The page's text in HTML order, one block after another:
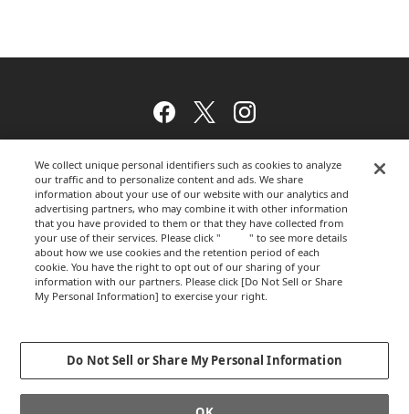
Facebook
TwitterInstagram
ウェブサイトのご利用について
プライバシーポリシー
GLOBALCOPYRIGHT © 2012-2026 OKAMURA CORPORATION.ALL RIGHTS
We collect unique personal identifiers such as cookies to analyze
our traffic and to personalize content and ads. We share
information about your use of our website with our analytics and
advertising partners, who may combine it with other information
that you have provided to them or that they have collected from
your use of their services. Please click "
here" to see more details
about how we use cookies and the retention period of each
cookie. You have the right to opt out of our sharing of your
information with our partners. Please click [Do Not Sell or Share
My Personal Information] to exercise your right.
Do Not Sell or Share My Personal Information